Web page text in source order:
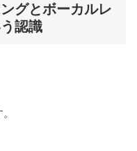
グとボーカルレ
認識